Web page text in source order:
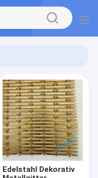
Edelstahl Dekorativ